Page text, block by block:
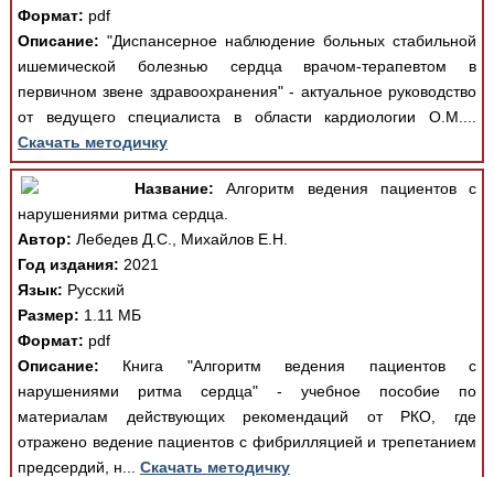
Формат: pdf
Описание: "Диспансерное наблюдение больных стабильной
ишемической болезнью сердца врачом-терапевтом в
первичном звене здравоохранения" - актуальное руководство
от ведущего специалиста в области кардиологии О.М....
Скачать методичку
Название: Алгоритм ведения пациентов с
нарушениями ритма сердца.
Автор: Лебедев Д.С., Михайлов Е.Н.
Год издания: 2021
Язык: Русский
Размер: 1.11 МБ
Формат: pdf
Описание: Книга "Алгоритм ведения пациентов с
нарушениями ритма сердца" - учебное пособие по
материалам действующих рекомендаций от РКО, где
отражено ведение пациентов с фибрилляцией и трепетанием
предсердий, н... Скачать методичку